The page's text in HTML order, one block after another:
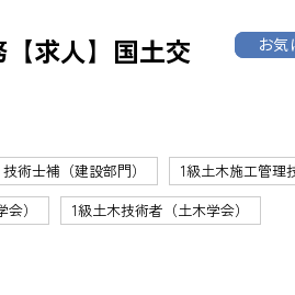
求人】国土交 お気
技術士補（建設部門）
1級土木施工管理
）
1級土木技術者（土木学会）